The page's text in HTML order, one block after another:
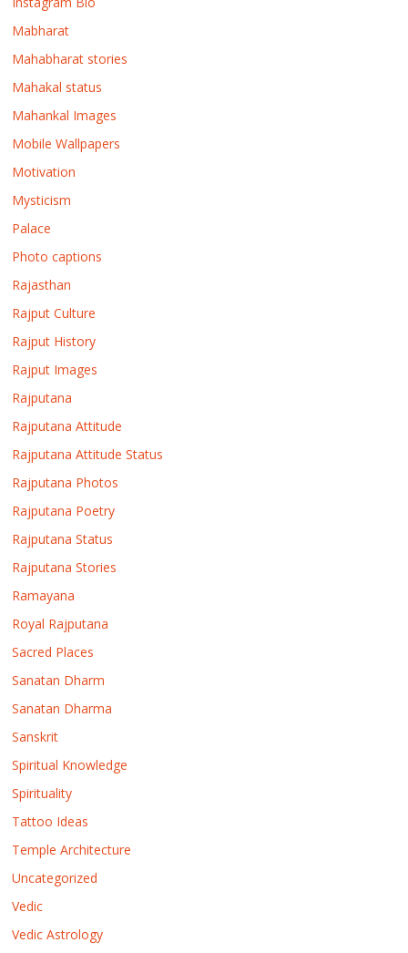
Mabharat
Mahabharat stories
Mahakal status
Mahankal Images
Mobile Wallpapers
Motivation
Mysticism
Palace
Photo captions
Rajasthan
Rajput Culture
Rajput History
Rajput Images
Rajputana
Rajputana Attitude
Rajputana Attitude Status
Rajputana Photos
Rajputana Poetry
Rajputana Status
Rajputana Stories
Ramayana
Royal Rajputana
Sacred Places
Sanatan Dharm
Sanatan Dharma
Sanskrit
Spiritual Knowledge
Spirituality
Tattoo Ideas
Temple Architecture
Uncategorized
Vedic
Vedic Astrology